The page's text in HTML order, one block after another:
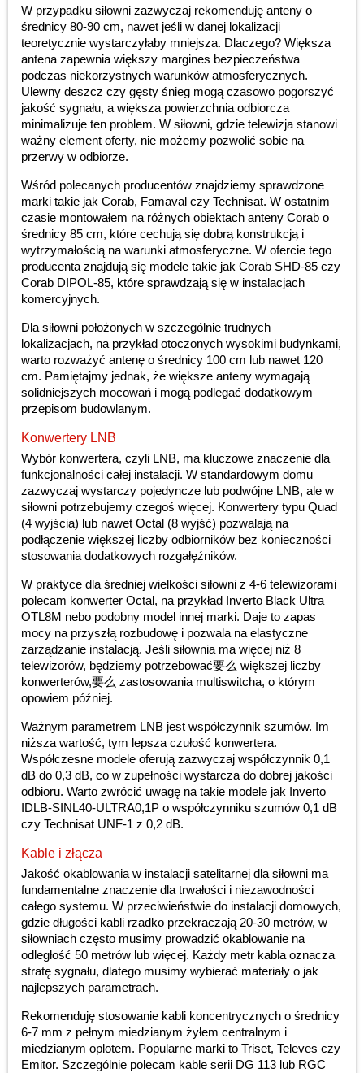
W przypadku siłowni zazwyczaj rekomenduję anteny o
średnicy 80-90 cm, nawet jeśli w danej lokalizacji
teoretycznie wystarczyłaby mniejsza. Dlaczego? Większa
antena zapewnia większy margines bezpieczeństwa
podczas niekorzystnych warunków atmosferycznych.
Ulewny deszcz czy gęsty śnieg mogą czasowo pogorszyć
jakość sygnału, a większa powierzchnia odbiorcza
minimalizuje ten problem. W siłowni, gdzie telewizja stanowi
ważny element oferty, nie możemy pozwolić sobie na
przerwy w odbiorze.
Wśród polecanych producentów znajdziemy sprawdzone
marki takie jak Corab, Famaval czy Technisat. W ostatnim
czasie montowałem na różnych obiektach anteny Corab o
średnicy 85 cm, które cechują się dobrą konstrukcją i
wytrzymałością na warunki atmosferyczne. W ofercie tego
producenta znajdują się modele takie jak Corab SHD-85 czy
Corab DIPOL-85, które sprawdzają się w instalacjach
komercyjnych.
Dla siłowni położonych w szczególnie trudnych
lokalizacjach, na przykład otoczonych wysokimi budynkami,
warto rozważyć antenę o średnicy 100 cm lub nawet 120
cm. Pamiętajmy jednak, że większe anteny wymagają
solidniejszych mocowań i mogą podlegać dodatkowym
przepisom budowlanym.
Konwertery LNB
Wybór konwertera, czyli LNB, ma kluczowe znaczenie dla
funkcjonalności całej instalacji. W standardowym domu
zazwyczaj wystarczy pojedyncze lub podwójne LNB, ale w
siłowni potrzebujemy czegoś więcej. Konwertery typu Quad
(4 wyjścia) lub nawet Octal (8 wyjść) pozwalają na
podłączenie większej liczby odbiorników bez konieczności
stosowania dodatkowych rozgałęźników.
W praktyce dla średniej wielkości siłowni z 4-6 telewizorami
polecam konwerter Octal, na przykład Inverto Black Ultra
OTL8M nebo podobny model innej marki. Daje to zapas
mocy na przyszłą rozbudowę i pozwala na elastyczne
zarządzanie instalacją. Jeśli siłownia ma więcej niż 8
telewizorów, będziemy potrzebować要么 większej liczby
konwerterów,要么 zastosowania multiswitcha, o którym
opowiem później.
Ważnym parametrem LNB jest współczynnik szumów. Im
niższa wartość, tym lepsza czułość konwertera.
Współczesne modele oferują zazwyczaj współczynnik 0,1
dB do 0,3 dB, co w zupełności wystarcza do dobrej jakości
odbioru. Warto zwrócić uwagę na takie modele jak Inverto
IDLB-SINL40-ULTRA0,1P o współczynniku szumów 0,1 dB
czy Technisat UNF-1 z 0,2 dB.
Kable i złącza
Jakość okablowania w instalacji satelitarnej dla siłowni ma
fundamentalne znaczenie dla trwałości i niezawodności
całego systemu. W przeciwieństwie do instalacji domowych,
gdzie długości kabli rzadko przekraczają 20-30 metrów, w
siłowniach często musimy prowadzić okablowanie na
odległość 50 metrów lub więcej. Każdy metr kabla oznacza
stratę sygnału, dlatego musimy wybierać materiały o jak
najlepszych parametrach.
Rekomenduję stosowanie kabli koncentrycznych o średnicy
6-7 mm z pełnym miedzianym żyłem centralnym i
miedzianym oplotem. Popularne marki to Triset, Televes czy
Emitor. Szczególnie polecam kable serii DG 113 lub RGC